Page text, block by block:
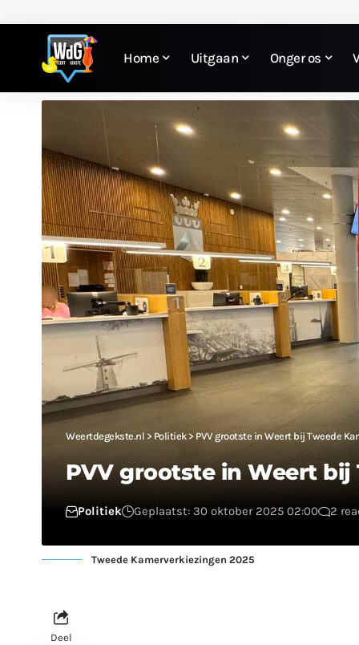
Home Uitgaan Onger os
Weertdegekste.nl > Politiek> PVV grootste in Weert bij Tweede
PVV grootste in Weert
Politiek Geplaatst: 30 oktober 2025 02:00 2
Tweede Kamerverkiezingen 2025
Deel